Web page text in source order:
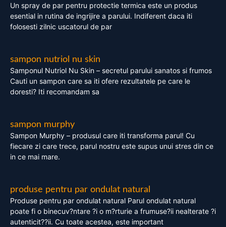
Un spray de par pentru protectie termica este un produs
esential in rutina de ingrijire a parului. Indiferent daca iti
folosesti zilnic uscatorul de par
sampon nutriol nu skin
Samponul Nutriol Nu Skin – secretul parului sanatos si frumos
Cauti un sampon care sa iti ofere rezultatele pe care le
doresti? Iti recomandam sa
sampon murphy
Sampon Murphy – produsul care iti transforma parul! Cu
fiecare zi care trece, parul nostru este supus unui stres din ce
in ce mai mare.
produse pentru par ondulat natural
Produse pentru par ondulat natural Parul ondulat natural
poate fi o binecuv?ntare ?i o m?rturie a frumuse?ii nealterate ?i
autenticit??ii. Cu toate acestea, este important